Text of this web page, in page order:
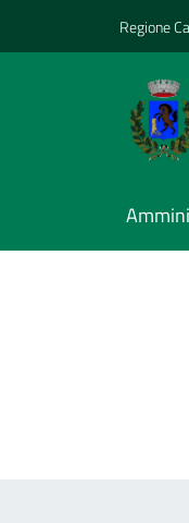
Regione